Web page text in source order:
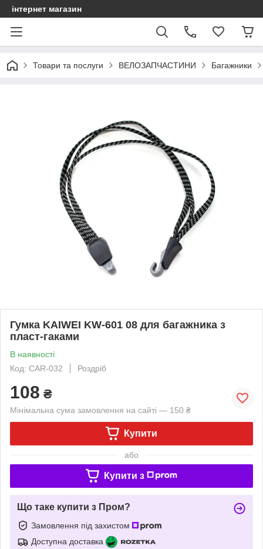
інтернет магазин
Товари та послуги ВЕЛОЗАПЧАСТИНИ Багажники
Гумка KAIWEI KW-601 08 для багажника з
пласт-гаками
В наявності
Код: CAR-032
Роздріб
108 ₴
Мінімальна сума замовлення на сайті — 150 ₴
Купити
або
Купити з
Що таке купити з Пром?
Замовлення під захистом
Доступна доставка